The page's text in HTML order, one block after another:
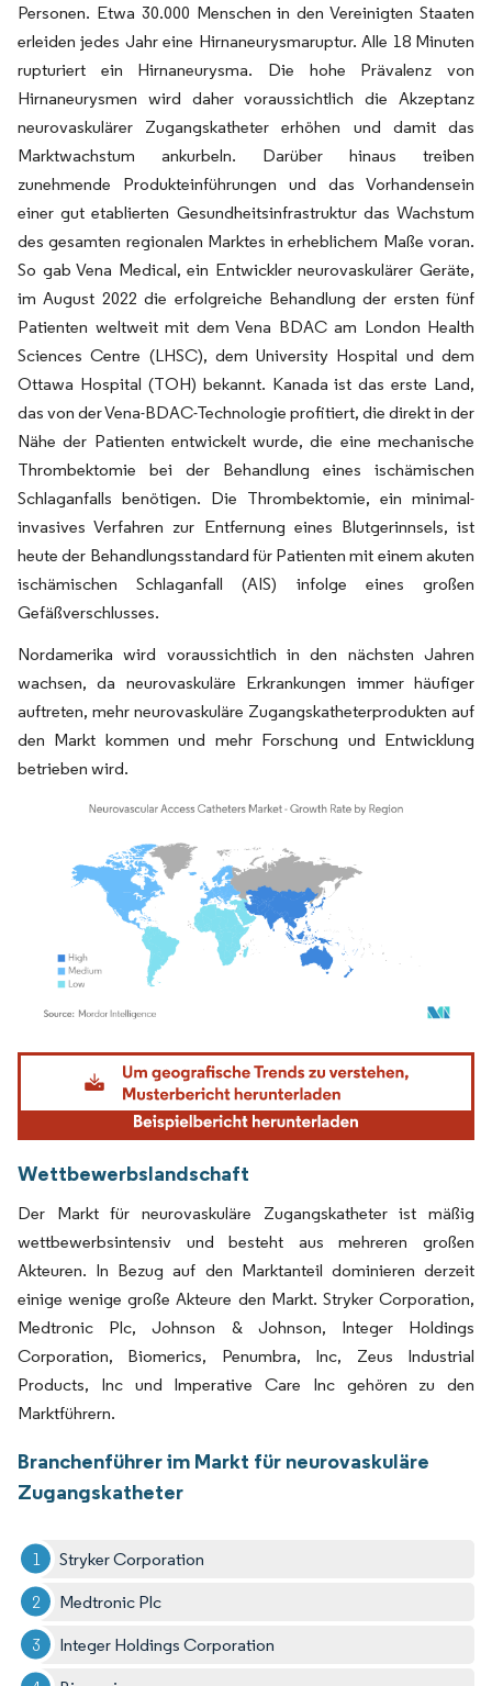
Personen. Etwa 30.000 Menschen in den Vereinigten Staaten
erleiden jedes Jahr eine Hirnaneurysmaruptur. Alle 18 Minuten
rupturiert ein Hirnaneurysma. Die hohe Prävalenz von
Hirnaneurysmen wird daher voraussichtlich die Akzeptanz
neurovaskulärer Zugangskatheter erhöhen und damit das
Marktwachstum ankurbeln. Darüber hinaus treiben
zunehmende Produkteinführungen und das Vorhandensein
einer gut etablierten Gesundheitsinfrastruktur das Wachstum
des gesamten regionalen Marktes in erheblichem Maße voran.
So gab Vena Medical, ein Entwickler neurovaskulärer Geräte,
im August 2022 die erfolgreiche Behandlung der ersten fünf
Patienten weltweit mit dem Vena BDAC am London Health
Sciences Centre (LHSC), dem University Hospital und dem
Ottawa Hospital (TOH) bekannt. Kanada ist das erste Land,
das von der Vena-BDAC-Technologie profitiert, die direkt in der
Nähe der Patienten entwickelt wurde, die eine mechanische
Thrombektomie bei der Behandlung eines ischämischen
Schlaganfalls benötigen. Die Thrombektomie, ein minimal-
invasives Verfahren zur Entfernung eines Blutgerinnsels, ist
heute der Behandlungsstandard für Patienten mit einem akuten
ischämischen Schlaganfall (AIS) infolge eines großen
Gefäßverschlusses.
Nordamerika wird voraussichtlich in den nächsten Jahren
wachsen, da neurovaskuläre Erkrankungen immer häufiger
auftreten, mehr neurovaskuläre Zugangskatheterprodukten auf
den Markt kommen und mehr Forschung und Entwicklung
betrieben wird.
Bild © Mordor Intelligence. Wiederverwendung erfordert Namensnennung gemäß
Wettbewerbslandschaft
Der Markt für neurovaskuläre Zugangskatheter ist mäßig
wettbewerbsintensiv und besteht aus mehreren großen
Akteuren. In Bezug auf den Marktanteil dominieren derzeit
einige wenige große Akteure den Markt. Stryker Corporation,
Medtronic Plc, Johnson & Johnson, Integer Holdings
Corporation, Biomerics, Penumbra, Inc, Zeus Industrial
Products, Inc und Imperative Care Inc gehören zu den
Marktführern.
Branchenführer im Markt für neurovaskuläre
Zugangskatheter
Stryker Corporation
Medtronic Plc
Integer Holdings Corporation